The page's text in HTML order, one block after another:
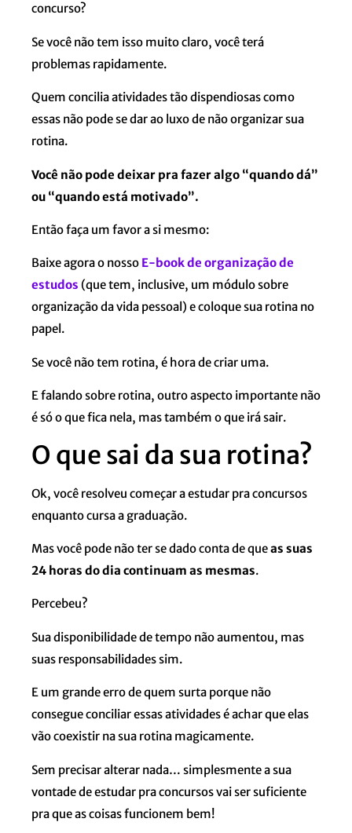
concurso?
Se você não tem isso muito claro, você terá
problemas rapidamente.
Quem concilia atividades tão dispendiosas como
essas não pode se dar ao luxo de não organizar sua
rotina.
Você não pode deixar pra fazer algo “quando dá”
ou “quando está motivado”.
Então faça um favor a si mesmo:
Baixe agora o nosso E-book de organização de
estudos (que tem, inclusive, um módulo sobre
organização da vida pessoal) e coloque sua rotina no
papel.
Se você não tem rotina, é hora de criar uma.
E falando sobre rotina, outro aspecto importante não
é só o que fica nela, mas também o que irá sair.
O que sai da sua rotina?
Ok, você resolveu começar a estudar pra concursos
enquanto cursa a graduação.
Mas você pode não ter se dado conta de queas suas
24 horas do dia continuam as mesmas.
Percebeu?
Sua disponibilidade de tempo não aumentou, mas
suas responsabilidades sim.
E um grande erro de quem surta porque não
consegue conciliar essas atividades é achar que elas
vão coexistir na sua rotina magicamente.
Sem precisar alterar nada… simplesmente a sua
vontade de estudar pra concursos vai ser suficiente
pra que as coisas funcionem bem!